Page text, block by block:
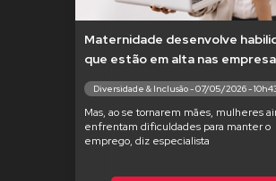
Maternidade desenvolve
que estão em alta nas
Diversidade & Inclusão - 07/05/2026 -
Mas, ao se tornarem mães, mulheres
enfrentam dificuldades para manter o
emprego, diz especialista